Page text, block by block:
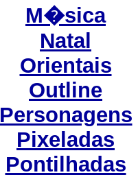
M�sica
Natal
Orientais
Outline
Personagens
Pixeladas
Pontilhadas